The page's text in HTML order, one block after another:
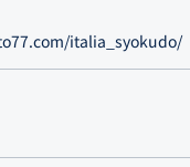
italia_syokudo/